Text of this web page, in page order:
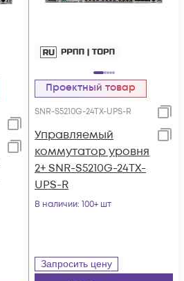
Проектный товар
SNR-S5210G-24TX-UPS-R
Управляемый
коммутатор уровня
2+ SNR-S5210G-24TX-
UPS-R
В наличии: 100+ шт
Запросить цену